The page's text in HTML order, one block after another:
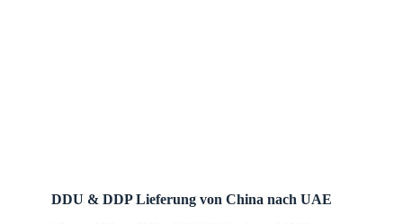
DDU & DDP Lieferung von China nach UAE